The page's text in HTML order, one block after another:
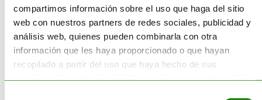
compartimos información sobre el uso que haga del sitio
web con nuestros partners de redes sociales, publicidad y
análisis web, quienes pueden combinarla con otra
información que les haya proporcionado o que hayan
recopilado a partir del uso que haya hecho de sus
Destrucción de Producto
Economía Circular